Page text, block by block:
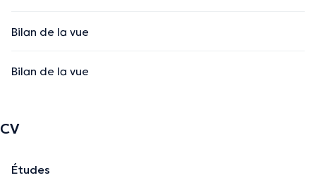
Bilan de la vue
Bilan de la vue
CV
Études